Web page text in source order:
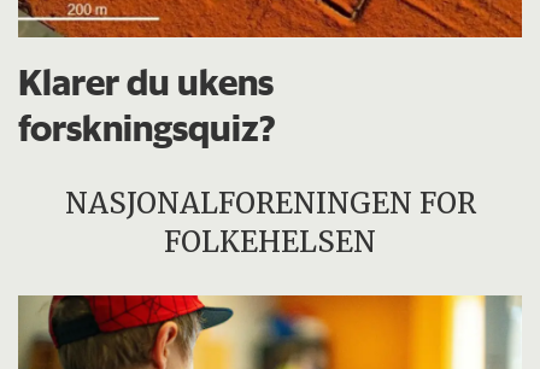
Klarer du ukens
forskningsquiz?
NASJONALFORENINGEN FOR
FOLKEHELSEN